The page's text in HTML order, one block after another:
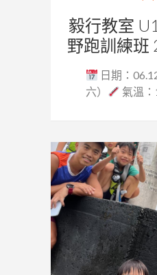
毅行教室
野跑訓練班
日期：
六）
氣溫：